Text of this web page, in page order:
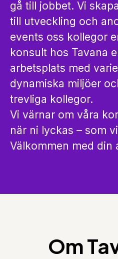
gå till jobbet. Vi
till utveckling och
events oss kollegor
konsult hos Tavana
arbetsplats med
dynamiska miljöer
trevliga kollegor.
Vi värnar om våra
när ni lyckas – som
Välkommen med din
Om